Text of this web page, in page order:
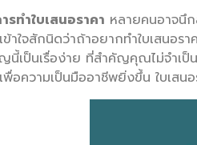
รทำใบเสนอราคา หลายคนอาจนึก
ข้าใจสักนิดว่าถ้าอยากทำใบเสนอ
นี้เป็นเรื่อง่าย ที่สำคัญคุณไม่จำเป็
พื่อความเป็นมืออาชีพยิ่งขึ้น ใบเส